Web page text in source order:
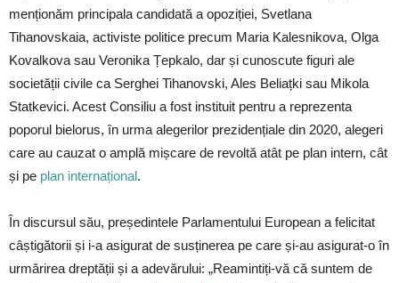
menționăm principala candidată a opoziției, Svetlana
Tihanovskaia, activiste politice precum Maria Kalesnikova, Olga
Kovalkova sau Veronika Țepkalo, dar și cunoscute figuri ale
societății civile ca Serghei Tihanovski, Ales Beliațki sau Mikola
Statkevici. Acest Consiliu a fost instituit pentru a reprezenta
poporul bielorus, în urma alegerilor prezidențiale din 2020, alegeri
care au cauzat o amplă mișcare de revoltă atât pe plan intern, cât
și pe plan internațional.
În discursul său, președintele Parlamentului European a felicitat
câștigătorii și i-a asigurat de susținerea pe care și-au asigurat-o în
urmărirea dreptății și a adevărului: „Reamintiți-vă că suntem de